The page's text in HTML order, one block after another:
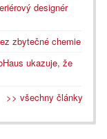
designér
zbytečné chemie
ukazuje, že
>> všechny články